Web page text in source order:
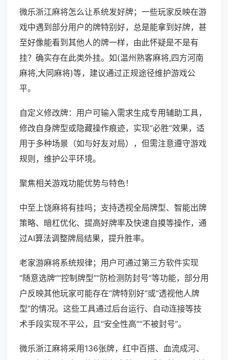
微乐浙江麻将怎么让系统发好牌；一些玩家反映在游
戏中遇到部分用户的牌特别好，总是能拿到好牌，甚
至好像能看到其他人的牌一样，由此怀疑是不是有
挂？确实存在此类外挂。如(温州熟客麻将,四方河南
麻将,大同麻将)等，建议通过正规途径维护游戏公
平。
自定义修改牌：用户可输入需求生成专用辅助工具，
修改自身牌型或隐藏操作痕迹，实现“必胜”效果，适
用于多种场景（如与好友对局），但需注意遵守游戏
规则，维护公平环境。
聚焦相关游戏功能优势与特色！
中至上饶麻将有挂吗；支持透视全局牌型、智能出牌
策略、暗杠优化、提高好牌率及快速自摸等操作，通
过AI算法调整牌局结果，提升胜率。
老家游麻将系统规律；用户可通过第三方软件实现
“随意选牌”“控制牌型”“防检测防封号”等功能，部分用
户反映其他玩家可能存在“牌特别好”或“透视他人牌
型”的情况。这些工具通过后台运行、自动连接等技
术手段实现不平公，且“安全性高”“不被封号”。
微乐浙江麻将采用136张牌，红中百搭、血流成河、